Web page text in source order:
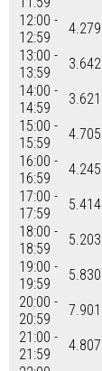
12:00 -
12:59
4.279
13:00 -
13:59
3.642
14:00 -
14:59
3.621
15:00 -
15:59
4.705
16:00 -
16:59
4.245
17:00 -
17:59
5.414
18:00 -
18:59
5.203
19:00 -
19:59
5.830
20:00 -
20:59
7.901
21:00 -
21:59
4.807